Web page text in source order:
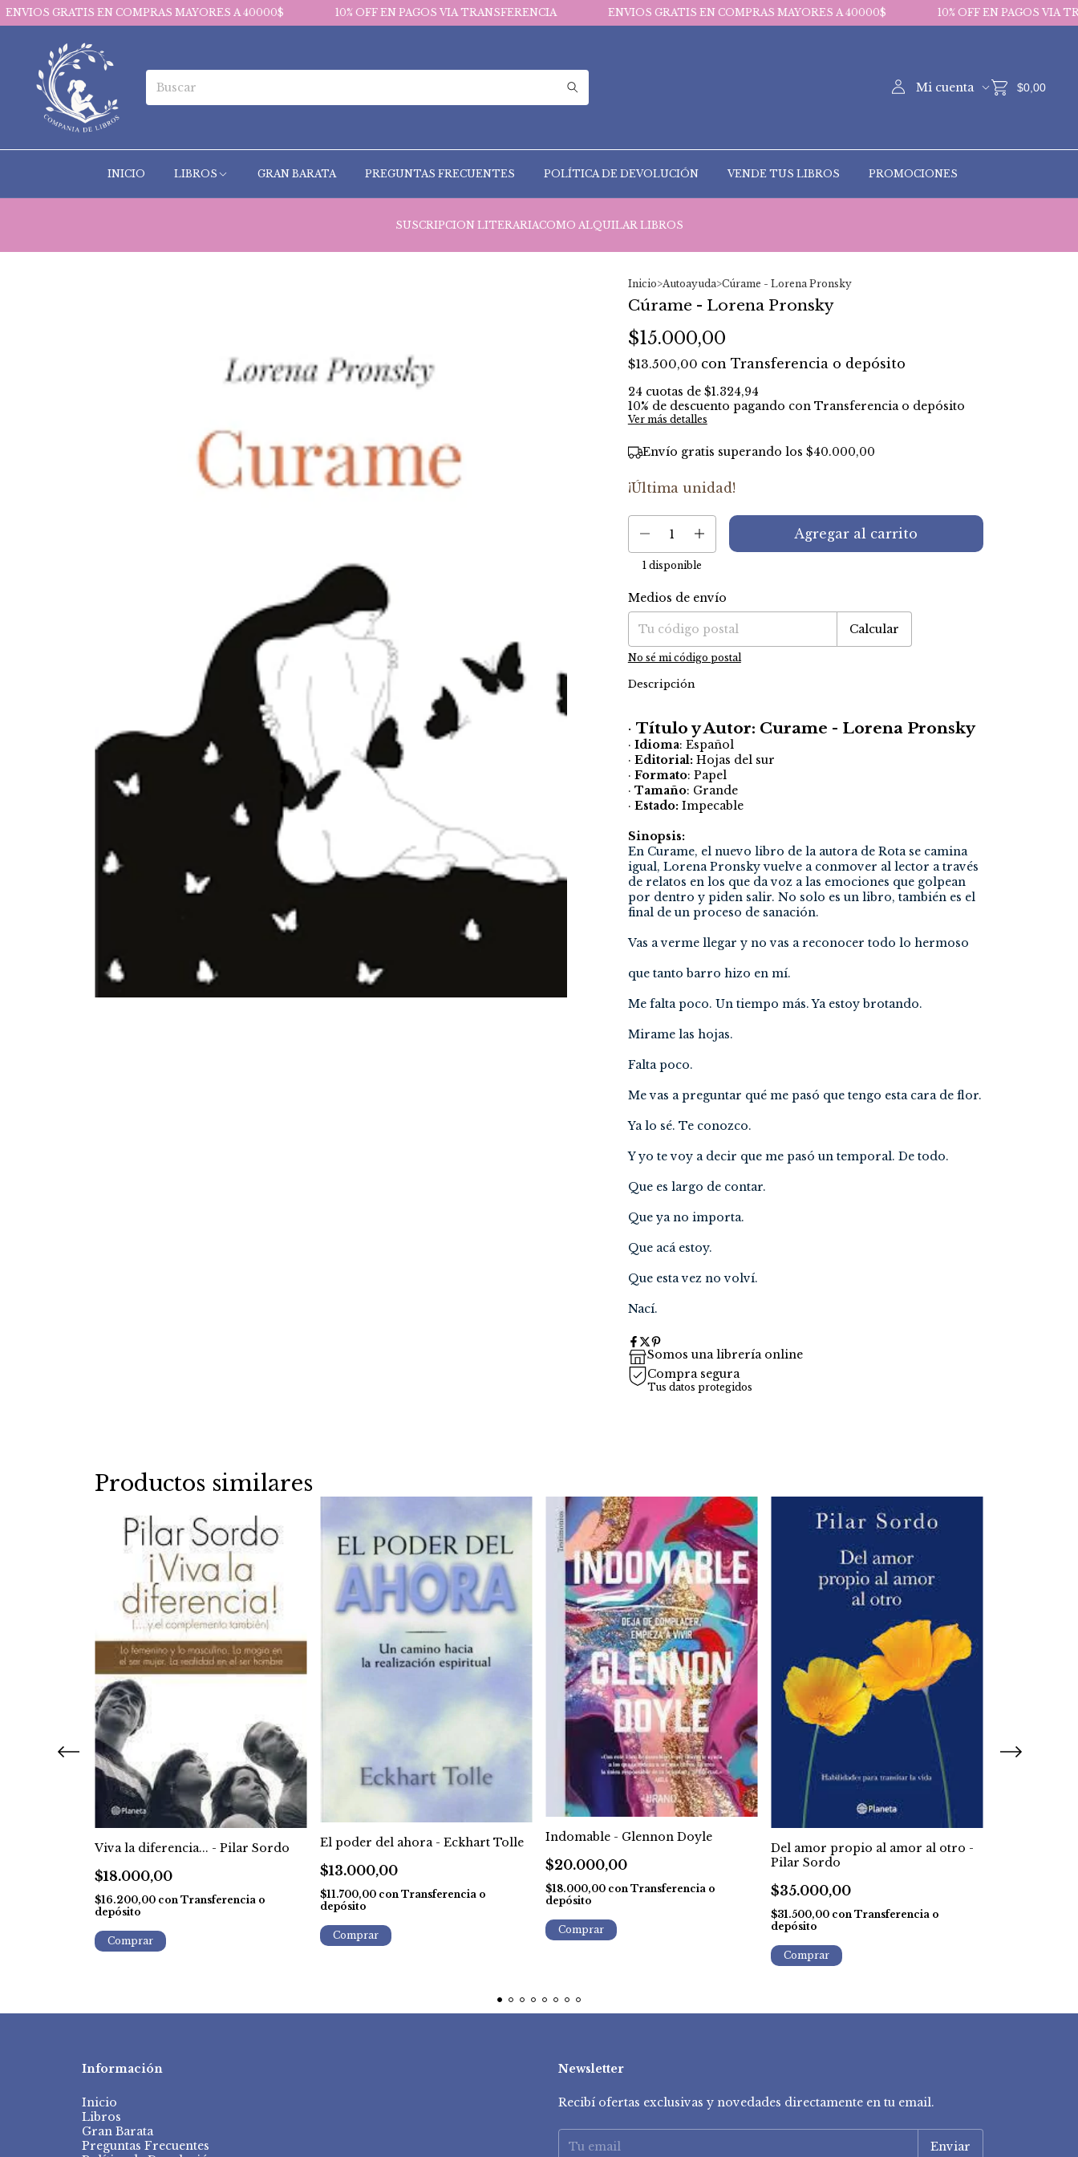
EN COMPRAS MAYORES A 40000$ 10% OFF EN PAGOS VIA TRANSFERENCIA ENVIOS GRATIS EN COMPRAS MAYORES A 40000$ 10% OFF EN PAGOS VIA TRANSFERENCIA
Mi cuenta $0,00
INICIO LIBROS GRAN BARATA PREGUNTAS FRECUENTES POLÍTICA DE DEVOLUCIÓN VENDE TUS LIBROS PROMOCIONES
SUSCRIPCION LITERARIACOMO ALQUILAR LIBROS
Inicio>Autoayuda>Cúrame - Lorena Pronsky
Cúrame - Lorena Pronsky
$15.000,00
$13.500,00 con Transferencia o depósito
24 cuotas de $1.324,94
10% de descuento pagando con Transferencia o depósito
Ver más detalles
Envío gratis superando los$40.000,00
¡Última unidad!
1 disponible
Entregas para el CP:
Medios de envío
Calcular
No sé mi código postal
Descripción
· Título y Autor: Curame - Lorena Pronsky
· Idioma: Español
· Editorial:Hojas del sur
· Formato: Papel
· Tamaño: Grande
· Estado: Impecable
Sinopsis:
En Curame, el nuevo libro de la autora de Rota se camina
igual, Lorena Pronsky vuelve a conmover al lector a través
de relatos en los que da voz a las emociones que golpean
por dentro y piden salir. No solo es un libro, también es el
final de un proceso de sanación.
Vas a verme llegar y no vas a reconocer todo lo hermoso
que tanto barro hizo en mí.
Me falta poco. Un tiempo más. Ya estoy brotando.
Mirame las hojas.
Falta poco.
Me vas a preguntar qué me pasó que tengo esta cara de flor.
Ya lo sé. Te conozco.
Y yo te voy a decir que me pasó un temporal. De todo.
Que es largo de contar.
Que ya no importa.
Que acá estoy.
Que esta vez no volví.
Nací.
Somos una librería online
Compra segura
Tus datos protegidos
Productos similares
Viva la diferencia... - Pilar Sordo
$18.000,00
$16.200,00 con Transferencia o
depósito
El poder del ahora - Eckhart Tolle
$13.000,00
$11.700,00 con Transferencia o
depósito
Indomable - Glennon Doyle
$20.000,00
$18.000,00 con Transferencia o
depósito
Del amor propio al amor al otro -
Pilar Sordo
$35.000,00
$31.500,00 con Transferencia o
depósito
Información
Inicio
Libros
Gran Barata
Preguntas Frecuentes
Newsletter
Recibí ofertas exclusivas y novedades directamente en tu email.